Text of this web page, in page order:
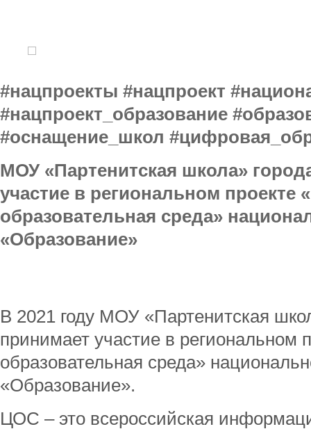
#нацпроекты #нацпроект
#нацпроект_образование
#оснащение_школ
МОУ «Партенитская школа»
участие в региональном проекте
образовательная среда»
«Образование»
В 2021 году МОУ «Партенитская
принимает участие в региональном
образовательная среда»
«Образование».
ЦОС – это всероссийская